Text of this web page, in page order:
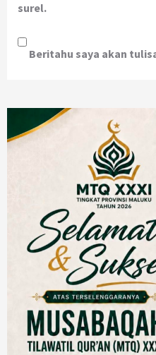
surel.
Beritahu saya akan